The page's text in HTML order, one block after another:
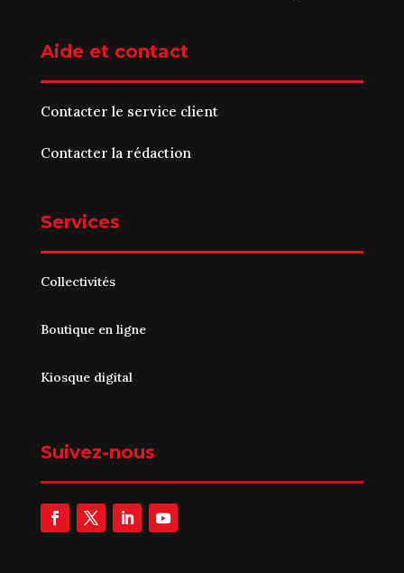
Aide et contact
Contacter le service client
Contacter la rédaction
Services
Collectivités
Boutique en ligne
Kiosque digital
Suivez-nous